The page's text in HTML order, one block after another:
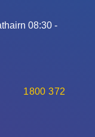
08:30 -
1800 372